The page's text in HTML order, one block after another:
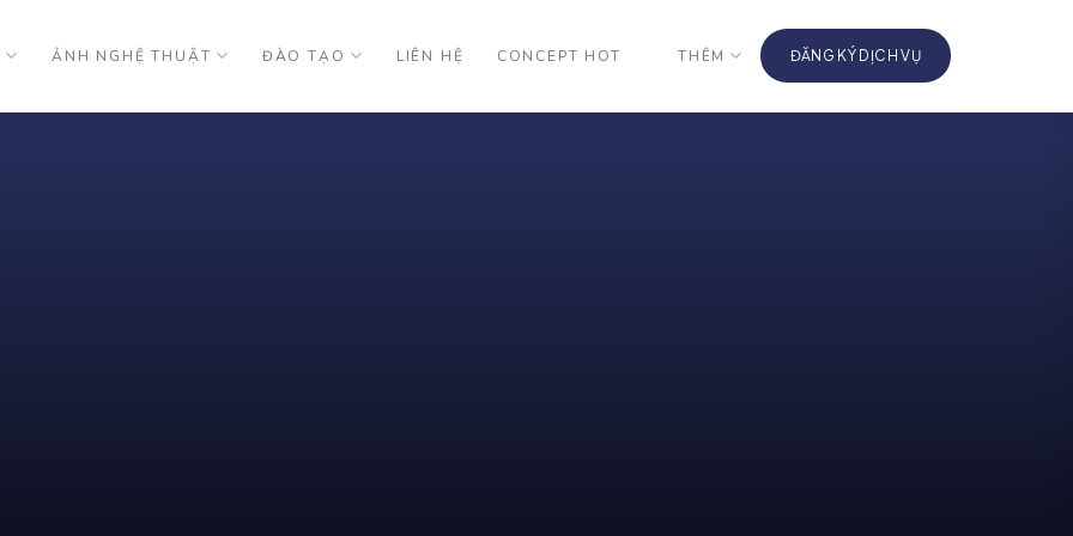
ẢNH NGHỆ THUẬT ĐÀO TẠO LIÊN HỆ CONCEPT HOT THÊM ĐĂNG KÝ DỊCH VỤ